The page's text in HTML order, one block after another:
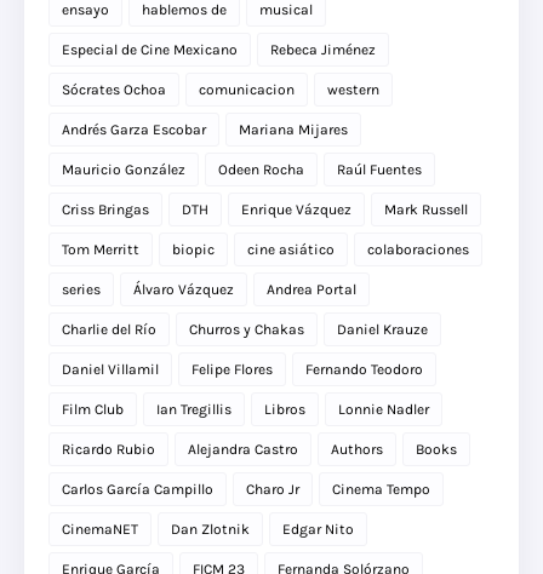
ensayo hablemos de musical
Especial de Cine Mexicano Rebeca Jiménez
Sócrates Ochoa comunicacion western
Andrés Garza Escobar Mariana Mijares
Mauricio González Odeen Rocha Raúl Fuentes
Criss Bringas DTH Enrique Vázquez Mark Russell
Tom Merritt biopic cine asiático colaboraciones
series Álvaro Vázquez Andrea Portal
Charlie del Río Churros y Chakas Daniel Krauze
Daniel Villamil Felipe Flores Fernando Teodoro
Film Club Ian Tregillis Libros Lonnie Nadler
Ricardo Rubio Alejandra Castro Authors Books
Carlos García Campillo Charo Jr Cinema Tempo
CinemaNET Dan Zlotnik Edgar Nito
Enrique García FICM 23 Fernanda Solórzano